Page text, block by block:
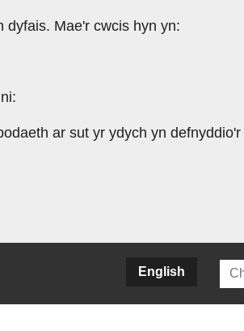
dyfais. Mae'r cwcis hyn yn:
ar sut yr ydych yn
English